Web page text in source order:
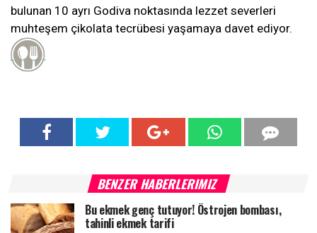
bulunan 10 ayrı Godiva noktasında lezzet severleri
muhteşem çikolata tecrübesi yaşamaya davet ediyor.
BENZER HABERLERIMIZ
Bu ekmek genç tutuyor! Östrojen bombası,
tahinli ekmek tarifi